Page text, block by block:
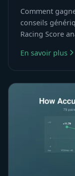
Comment
conseils
Racing Score
métabolique.
En savoir plus